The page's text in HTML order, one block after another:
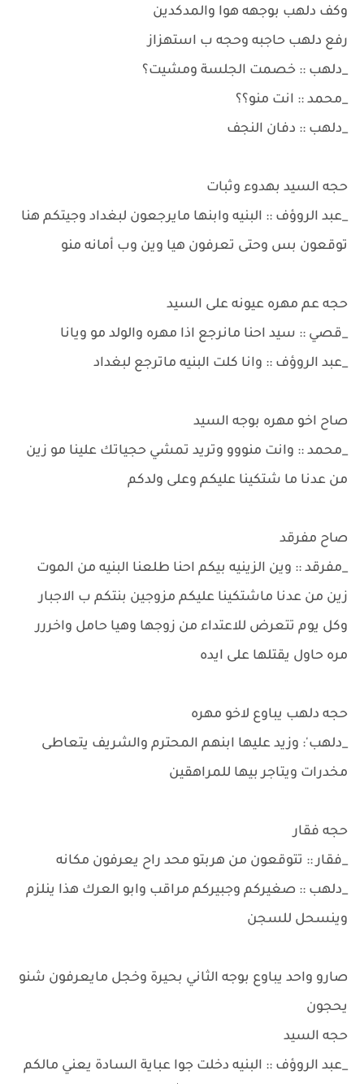
وكف دلهب بوجهه هوا والمدكدين
رفع دلهب حاجبه وحجه ب استهزاز
_دلهب :: خصمت الجلسة ومشيت؟
_محمد :: انت منو؟؟
_دلهب :: دفان النجف
حجه السيد بهدوء وثبات
_عبد الروؤف :: البنيه وابنها مايرجعون لبغداد وجيتكم هنا
توقعون بس وحتى تعرفون هيا وين وب أمانه منو
حجه عم مهره عيونه على السيد
_قصي :: سيد احنا مانرجع اذا مهره والولد مو ويانا
_عبد الروؤف :: وانا كلت البنيه ماترجع لبغداد
صاح اخو مهره بوجه السيد
_محمد :: وانت منووو وتريد تمشي حجياتك علينا مو زين
من عدنا ما شتكينا عليكم وعلى ولدكم
صاح مفرقد
_مفرقد :: وين الزينيه بيكم احنا طلعنا البنيه من الموت
زين من عدنا ماشتكينا عليكم مزوجين بنتكم ب الاجبار
وكل يوم تتعرض للاعتداء من زوجها وهيا حامل واخررر
مره حاول يقتلها على ايده
حجه دلهب يباوع لاخو مهره
_دلهب': وزيد عليها ابنهم المحترم والشريف يتعاطى
مخدرات ويتاجر بيها للمراهقين
حجه فقار
_فقار :: تتوقعون من هربتو محد راح يعرفون مكانه
_دلهب :: صغيركم وجبيركم مراقب وابو العرك هذا ينلزم
وينسحل للسجن
صارو واحد يباوع بوجه الثاني بحيرة وخجل مايعرفون شنو
يحجون
حجه السيد
_عبد الروؤف :: البنيه دخلت جوا عباية السادة يعني مالكم